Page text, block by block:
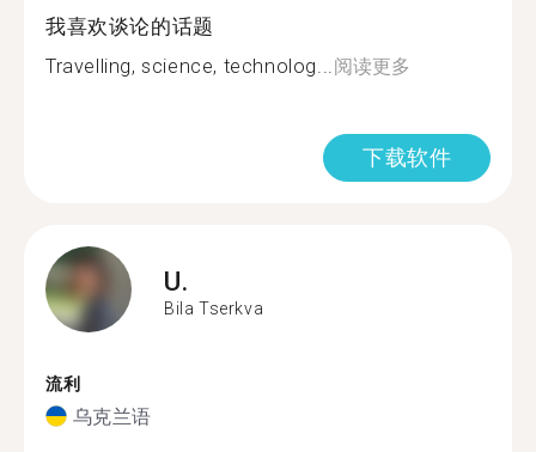
我喜欢谈论的话题
Travelling, science, technolog...阅读更多
下载软件
U.
Bila Tserkva
流利
乌克兰语